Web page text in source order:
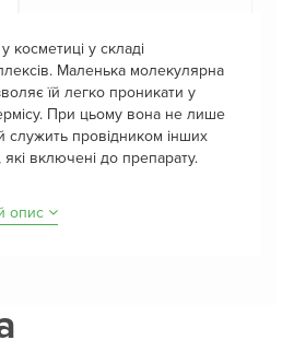
косметиці у складі
Маленька молекулярна
їй легко проникати у
При цьому вона не лише
служить провідником інших
включені до препарату.
опис